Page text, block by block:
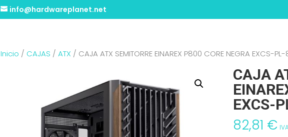
info@hardwareplanet.net
Inicio / CAJAS / ATX / CAJA ATX SEMITORRE EINAREX P800 CORE NEGRA EXCS-
CAJA
EXCS-
82,81 €